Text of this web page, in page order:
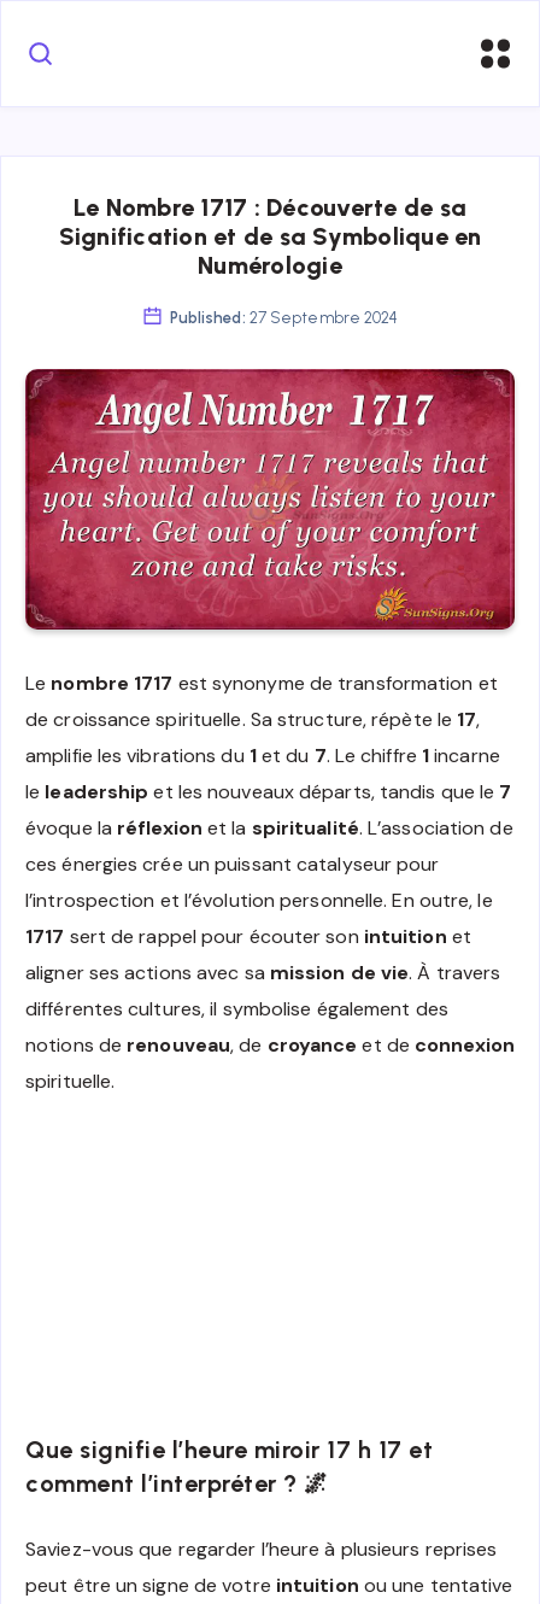
Le Nombre 1717 : Découverte de sa
Signification et de sa Symbolique en
Numérologie
Published: 27 Septembre 2024
Le nombre 1717 est synonyme de transformation et
de croissance spirituelle. Sa structure, répète le 17,
amplifie les vibrations du 1et du 7. Le chiffre 1incarne
le leadership et les nouveaux départs, tandis que le 7
évoque la réflexion et la spiritualité. L’association de
ces énergies crée un puissant catalyseur pour
l’introspection et l’évolution personnelle. En outre, le
1717 sert de rappel pour écouter son intuition et
aligner ses actions avec sa mission de vie. À travers
différentes cultures, il symbolise également des
notions de renouveau, de croyance et de connexion
spirituelle.
Que signifie l’heure miroir 17 h 17 et
comment l’interpréter ? 🌌
Saviez-vous que regarder l’heure à plusieurs reprises
peut être un signe de votre intuition ou une tentative